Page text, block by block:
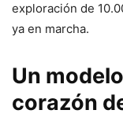
exploración de
ya en marcha.
Un
corazón